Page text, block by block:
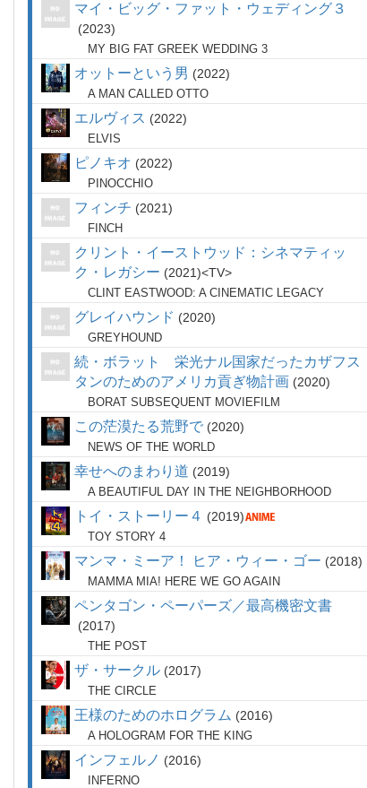
マイ・ビッグ・ファット・ウェディング３
2023
MY BIG FAT GREEK WEDDING 3
オットーという男 2022
A MAN CALLED OTTO
エルヴィス 2022
ELVIS
ピノキオ 2022
PINOCCHIO
フィンチ 2021
FINCH
クリント・イーストウッド：シネマティッ
ク・レガシー
2021 TV
CLINT EASTWOOD: A CINEMATIC LEGACY
グレイハウンド 2020
GREYHOUND
続・ボラット 栄光ナル国家だったカザフス
タンのためのアメリカ貢ぎ物計画
2020
BORAT SUBSEQUENT MOVIEFILM
この茫漠たる荒野で 2020
NEWS OF THE WORLD
幸せへのまわり道 2019
A BEAUTIFUL DAY IN THE NEIGHBORHOOD
トイ・ストーリー４ 2019
TOY STORY 4
マンマ・ミーア！ ヒア・ウィー・ゴー 2018
MAMMA MIA! HERE WE GO AGAIN
ペンタゴン・ペーパーズ／最高機密文書
2017
THE POST
ザ・サークル 2017
THE CIRCLE
王様のためのホログラム 2016
A HOLOGRAM FOR THE KING
インフェルノ 2016
INFERNO